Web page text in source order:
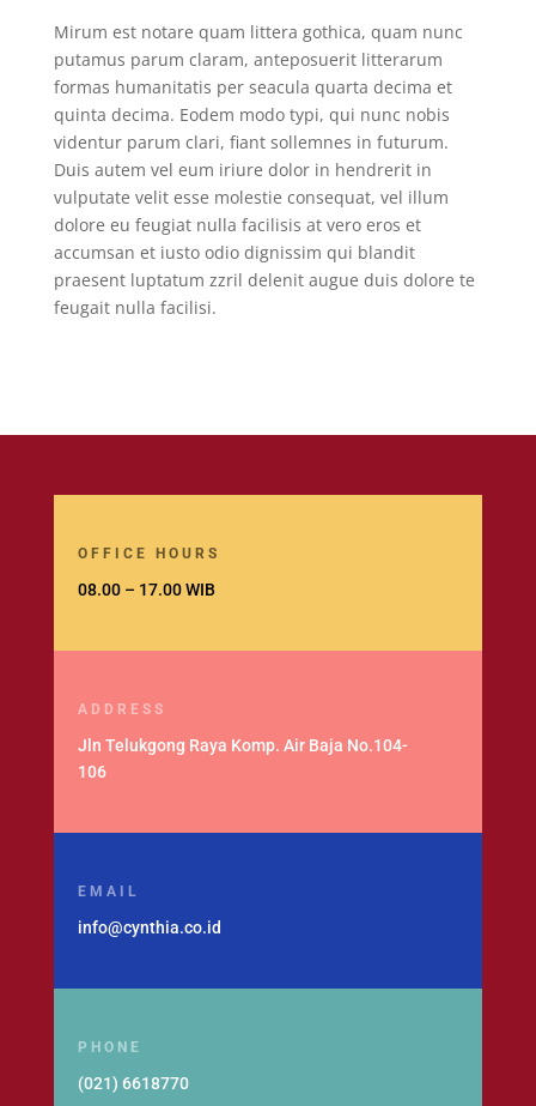
Mirum est notare quam littera gothica, quam nunc
putamus parum claram, anteposuerit litterarum
formas humanitatis per seacula quarta decima et
quinta decima. Eodem modo typi, qui nunc nobis
videntur parum clari, fiant sollemnes in futurum.
Duis autem vel eum iriure dolor in hendrerit in
vulputate velit esse molestie consequat, vel illum
dolore eu feugiat nulla facilisis at vero eros et
accumsan et iusto odio dignissim qui blandit
praesent luptatum zzril delenit augue duis dolore te
feugait nulla facilisi.
OFFICE HOURS
08.00 – 17.00 WIB
ADDRESS
Jln Telukgong Raya Komp. Air Baja No.104-
106
EMAIL
info@cynthia.co.id
PHONE
(021) 6618770